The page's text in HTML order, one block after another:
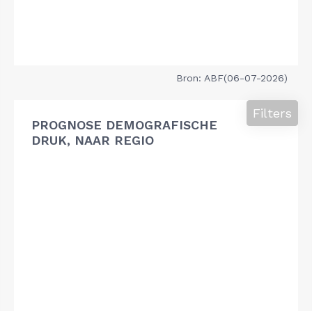
Bron: ABF(06-07-2026)
PROGNOSE DEMOGRAFISCHE
DRUK, NAAR REGIO
Filters